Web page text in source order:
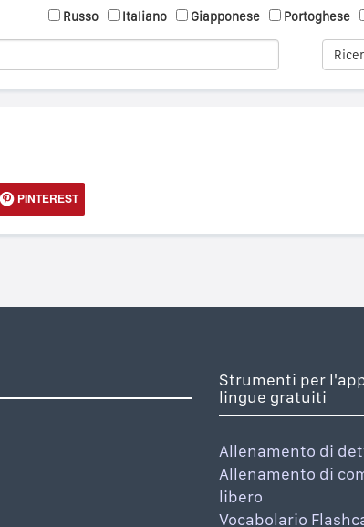
Russo
Italiano Giapponese Portoghese
PINTEREST
Strumenti per
lingue gratuiti
Allenamento di
Allenamento di
libero
Vocabolario